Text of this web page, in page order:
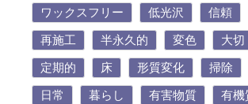
ワックスフリー 低光沢 信頼
再施工 半永久的 変色 大切
定期的 床 形質変化 掃除
日常 暮らし 有害物質 有機